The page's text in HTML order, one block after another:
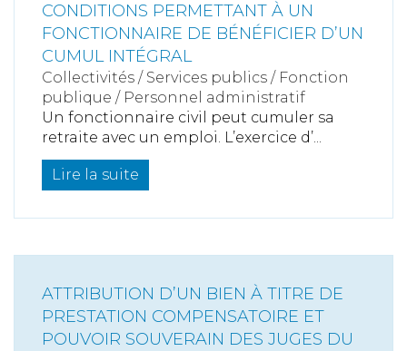
CONDITIONS PERMETTANT À UN
FONCTIONNAIRE DE BÉNÉFICIER D’UN
CUMUL INTÉGRAL
Collectivités / Services publics / Fonction
publique / Personnel administratif
Un fonctionnaire civil peut cumuler sa
retraite avec un emploi. L’exercice d’...
Lire la suite
ATTRIBUTION D’UN BIEN À TITRE DE
PRESTATION COMPENSATOIRE ET
POUVOIR SOUVERAIN DES JUGES DU